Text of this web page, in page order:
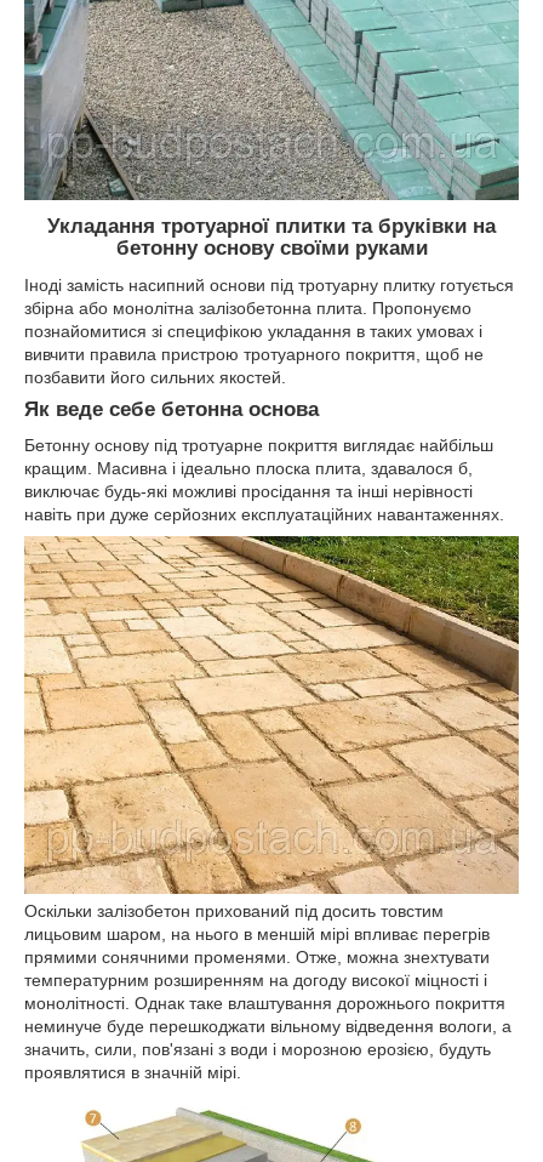
Укладання тротуарної плитки та бруківки на
бетонну основу своїми руками
Іноді замість насипний основи під тротуарну плитку готується
збірна або монолітна залізобетонна плита. Пропонуємо
познайомитися зі специфікою укладання в таких умовах і
вивчити правила пристрою тротуарного покриття, щоб не
позбавити його сильних якостей.
Як веде себе бетонна основа
Бетонну основу під тротуарне покриття виглядає найбільш
кращим. Масивна і ідеально плоска плита, здавалося б,
виключає будь-які можливі просідання та інші нерівності
навіть при дуже серйозних експлуатаційних навантаженнях.
Оскільки залізобетон прихований під досить товстим
лицьовим шаром, на нього в меншій мірі впливає перегрів
прямими сонячними променями. Отже, можна знехтувати
температурним розширенням на догоду високої міцності і
монолітності. Однак таке влаштування дорожнього покриття
неминуче буде перешкоджати вільному відведення вологи, а
значить, сили, пов'язані з води і морозною ерозією, будуть
проявлятися в значній мірі.